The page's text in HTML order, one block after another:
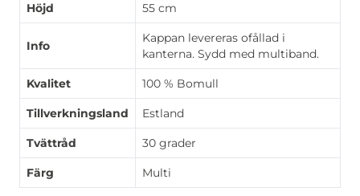
Höjd 55 cm
Info
Kappan levereras ofållad i
kanterna. Sydd med multiband.
Kvalitet 100 % Bomull
Tillverkningsland Estland
Tvättråd 30 grader
Färg Multi